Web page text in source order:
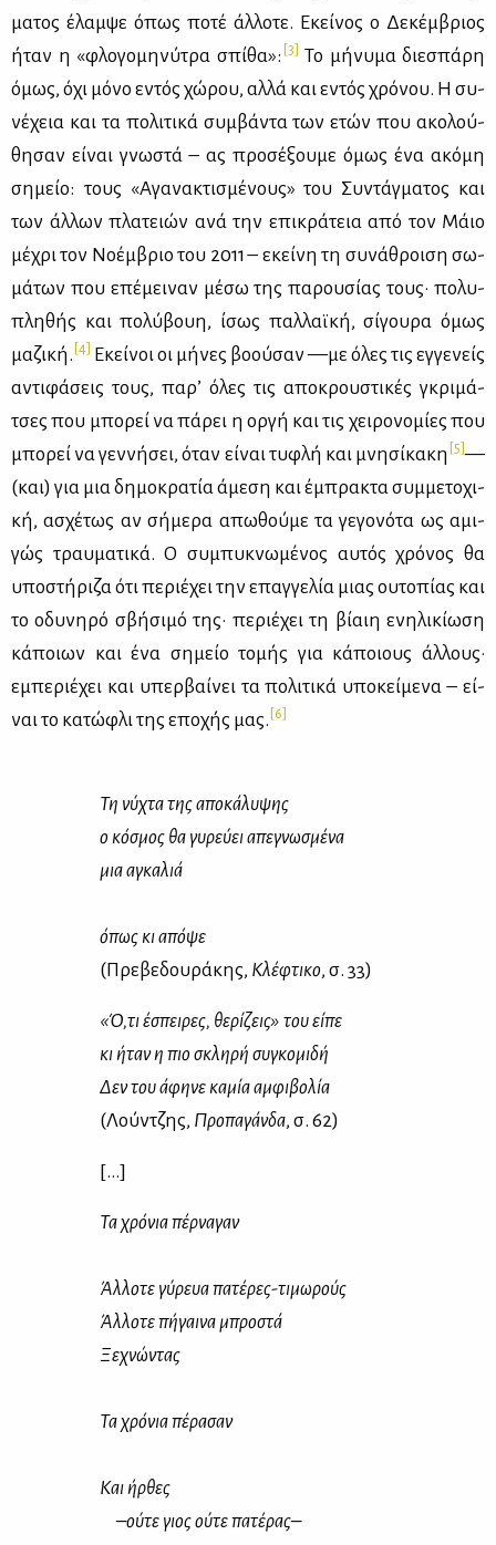
μα­τος έλαμ­ψε όπως πο­τέ άλ­λο­τε. Εκεί­νος ο Δε­κέμ­βριος
ήταν η «φλο­γο­μη­νύ­τρα σπί­θα»: [3] Το μή­νυ­μα διε­σπά­ρη
όμως, όχι μό­νο εντός χώ­ρου, αλ­λά και εντός χρό­νου. Η συ­
νέ­χεια και τα πο­λι­τι­κά συμ­βά­ντα των ετών που ακο­λού­
θη­σαν εί­ναι γνω­στά – ας προ­σέ­ξου­με όμως ένα ακό­μη
ση­μείο: τους «Αγα­να­κτι­σμέ­νους» του Συ­ντάγ­μα­τος και
των άλ­λων πλα­τειών ανά την επι­κρά­τεια από τον Μάιο
μέ­χρι τον Νο­έμ­βριο του 2011 – εκεί­νη τη συ­νά­θροι­ση σω­
μά­των που επέ­μει­ναν μέ­σω της πα­ρου­σί­ας τους· πο­λυ­
πλη­θής και πο­λύ­βουη, ίσως παλ­λαϊ­κή, σί­γου­ρα όμως
μα­ζι­κή. [4] Εκεί­νοι οι μή­νες βο­ού­σαν —με όλες τις εγ­γε­νείς
αντι­φά­σεις τους, πα­ρ’ όλες τις απο­κρου­στι­κές γκρι­μά­
τσες που μπο­ρεί να πά­ρει η ορ­γή και τις χει­ρο­νο­μί­ες που
μπο­ρεί να γεν­νή­σει, όταν εί­ναι τυ­φλή και μνη­σί­κα­κη [5]—
(και) για μια δη­μο­κρα­τία άμε­ση και έμπρα­κτα συμ­με­το­χι­
κή, ασχέ­τως αν σή­με­ρα απω­θού­με τα γε­γο­νό­τα ως αμι­
γώς τραυ­μα­τι­κά. Ο συ­μπυ­κνω­μέ­νος αυ­τός χρό­νος θα
υπο­στή­ρι­ζα ότι πε­ριέ­χει την επαγ­γε­λία μιας ου­το­πί­ας και
το οδυ­νη­ρό σβή­σι­μό της· πε­ριέ­χει τη βί­αιη ενη­λι­κί­ω­ση
κά­ποιων και ένα ση­μείο το­μής για κά­ποιους άλ­λους·
εμπε­ριέ­χει και υπερ­βαί­νει τα πο­λι­τι­κά υπο­κεί­με­να – εί­
ναι το κα­τώ­φλι της επο­χής μας. [6]
Τη νύ­χτα της απο­κά­λυ­ψης
ο κό­σμος θα γυ­ρεύ­ει απε­γνω­σμέ­να
μια αγκα­λιά
όπως κι από­ψε
(Πρε­βε­δου­ρά­κης, Κλέ­φτι­κο, σ. 33)
«Ό,τι έσπει­ρες, θε­ρί­ζεις» του εί­πε
κι ήταν η πιο σκλη­ρή συ­γκο­μι­δή
Δεν του άφη­νε κα­μία αμ­φι­βο­λία
(Λούν­τζης, Προ­πα­γάν­δα, σ. 62)
[…]
Τα χρό­νια πέρ­να­γαν
Άλ­λο­τε γύ­ρευα πα­τέ­ρες-τι­μω­ρούς
Άλ­λο­τε πή­γαι­να μπρο­στά
Ξε­χνώ­ντας
Τα χρό­νια πέ­ρα­σαν
Και ήρ­θες
–ού­τε γιος ού­τε πα­τέ­ρας–